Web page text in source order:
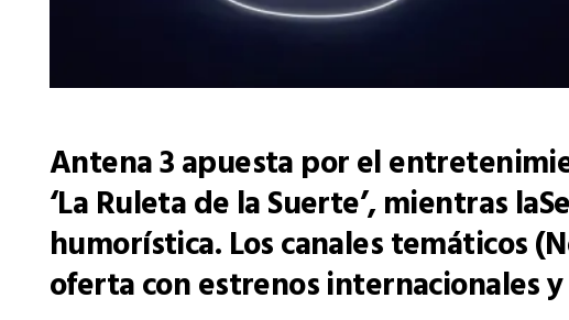
Antena 3 apuesta por el
‘La Ruleta de la Suerte’, mientras
humorística. Los canales temáticos
oferta con estrenos internacionales